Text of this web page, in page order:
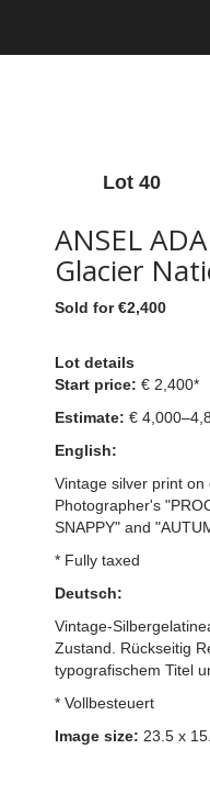
Lot 40
ANSEL
Glacier
Sold for €2,400
Lot details
Start price: € 2,400*
Estimate: €
English:
Vintage silver print on
Photographer's
SNAPPY" and
* Fully taxed
Deutsch:
Vintage-
Zustand. Rückseitig
typografischem Titel
* Vollbesteuert
Image size: 23.5 x